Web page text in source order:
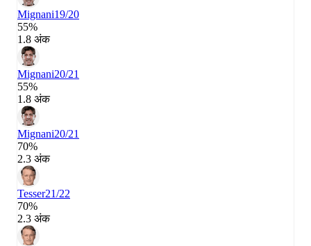
Mignani19/20
55%
1.8 अंक
Mignani20/21
55%
1.8 अंक
Mignani20/21
70%
2.3 अंक
Tesser21/22
70%
2.3 अंक